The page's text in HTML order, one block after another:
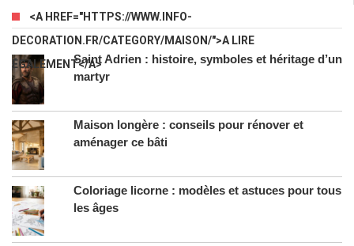
<A HREF="HTTPS://WWW.INFO-
DECORATION.FR/CATEGORY/MAISON/">A LIRE
ÉGALEMENT</A>Saint Adrien : histoire, symboles et héritage d’un
martyr
Maison longère : conseils pour rénover et
aménager ce bâti
Coloriage licorne : modèles et astuces pour tous
les âges